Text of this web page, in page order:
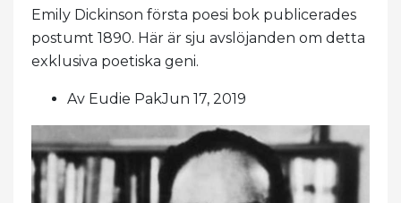
Emily Dickinson första poesi bok publicerades
postumt 1890. Här är sju avslöjanden om detta
exklusiva poetiska geni.
Av Eudie PakJun 17, 2019